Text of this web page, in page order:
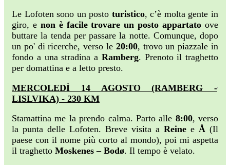
Le Lofoten sono un posto turistico, c’è molta gente in
giro, e non è facile trovare un posto appartato ove
buttare la tenda per passare la notte. Comunque, dopo
un po' di ricerche, verso le 20:00, trovo un piazzale in
fondo a una stradina a Ramberg. Prenoto il traghetto
per domattina e a letto presto.
MERCOLEDÌ 14 AGOSTO (RAMBERG -
LISLVIKA) - 230 KM
Stamattina me la prendo calma. Parto alle 8:00, verso
la punta delle Lofoten. Breve visita a Reine e Å (Il
paese con il nome più corto al mondo), poi mi aspetta
il traghetto Moskenes – Bodø. Il tempo è velato.